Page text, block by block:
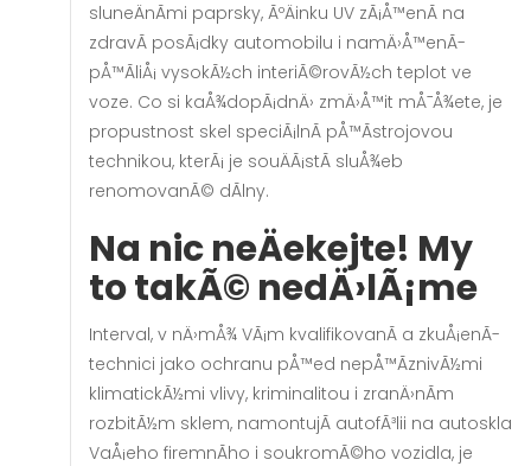
sluneÄnÃ­mi paprsky, ÃºÄinku UV zÃ¡Å™enÃ­ na
zdravÃ­ posÃ¡dky automobilu i namÄ›Å™enÃ­
pÅ™Ã­liÅ¡ vysokÃ½ch interiÃ©rovÃ½ch teplot ve
voze. Co si kaÅ¾dopÃ¡dnÄ› zmÄ›Å™it mÅ¯Å¾ete, je
propustnost skel speciÃ¡lnÃ­ pÅ™Ã­strojovou
technikou, kterÃ¡ je souÄÃ¡stÃ­ sluÅ¾eb
renomovanÃ© dÃ­lny.
Na nic neÄekejte! My
to takÃ© nedÄ›lÃ¡me
Interval, v nÄ›mÅ¾ VÃ¡m kvalifikovanÃ­ a zkuÅ¡enÃ­
technici jako ochranu pÅ™ed nepÅ™Ã­znivÃ½mi
klimatickÃ½mi vlivy, kriminalitou i zranÄ›nÃ­m
rozbitÃ½m sklem, namontujÃ­ autofÃ³lii na autoskla
VaÅ¡eho firemnÃ­ho i soukromÃ©ho vozidla, je